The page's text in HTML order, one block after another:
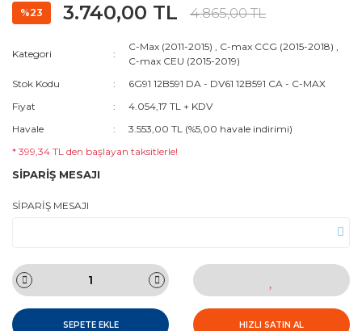
%23 3.740,00 TL 4.865,00 TL
Kategori
C-Max (2011-2015) , C-max CCG (2015-2018) ,
C-max CEU (2015-2019)
Stok Kodu
6G91 12B591 DA - DV61 12B591 CA - C-MAX
Fiyat
4.054,17 TL + KDV
Havale
3.553,00 TL (%5,00 havale indirimi)
* 399,34 TL den başlayan taksitlerle!
SİPARİŞ MESAJI
SİPARİŞ MESAJI
SEPETE EKLE HIZLI SATIN AL